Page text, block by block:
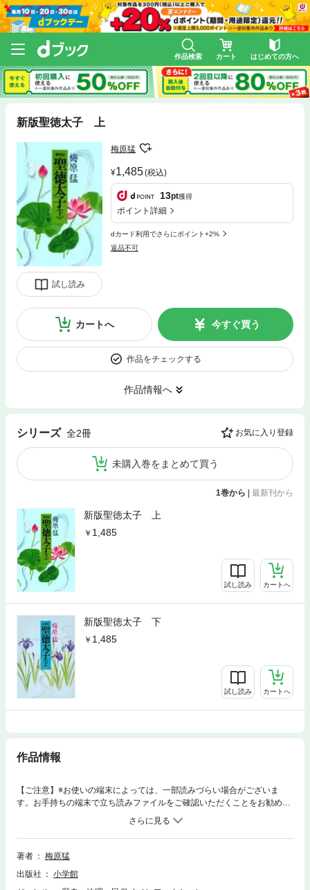
作品検索 カート はじめての方へ
新版聖徳太子 上
試し読み
梅原猛
1,485(税込)
13pt獲得
ポイント詳細
dカード利用でさらにポイント+2%
返品不可
カートへ 今すぐ買う
作品をチェックする
作品情報へ
シリーズ 全2冊 お気に入り登録
未購入巻をまとめて買う
1巻から | 最新刊から
新版聖徳太子 上
1,485
試し読み カートへ
新版聖徳太子 下
1,485
試し読み カートへ
作品情報
【ご注意】※お使いの端末によっては、一部読みづらい場合がございま
す。お手持ちの端末で立ち読みファイルをご確認いただくことをお勧めし
ます。聖徳太子四部作の新装版を電子化。膨大な資料とユニークな想像力
を駆使して聖徳太子の実像あきらかにしていく。※この商品は紙の書籍の
ページを画像にした電子書籍です。文字サイズだけを拡大・縮小すること
はできませんので、予めご了承ください。 試し読みファイルにより、ご購
著者
梅原猛
出版社
小学館